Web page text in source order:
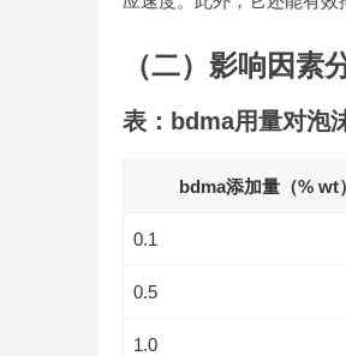
（二）影响因素
表：bdma用量对泡
bdma添加量（% wt）
0.1
0.5
1.0